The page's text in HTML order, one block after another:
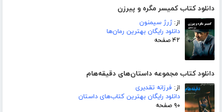
دانلود کتاب کمیسر مگره و پیرزن
از:ژرژ سیمنون
دانلود رایگان بهترین رمان‌ها
۴۲ صفحه
دانلود کتاب مجموعه داستان‌های دقیقه‌هام
از: فرزانه تقدیری
دانلود رایگان بهترین کتاب‌های داستان
۹۰ صفحه